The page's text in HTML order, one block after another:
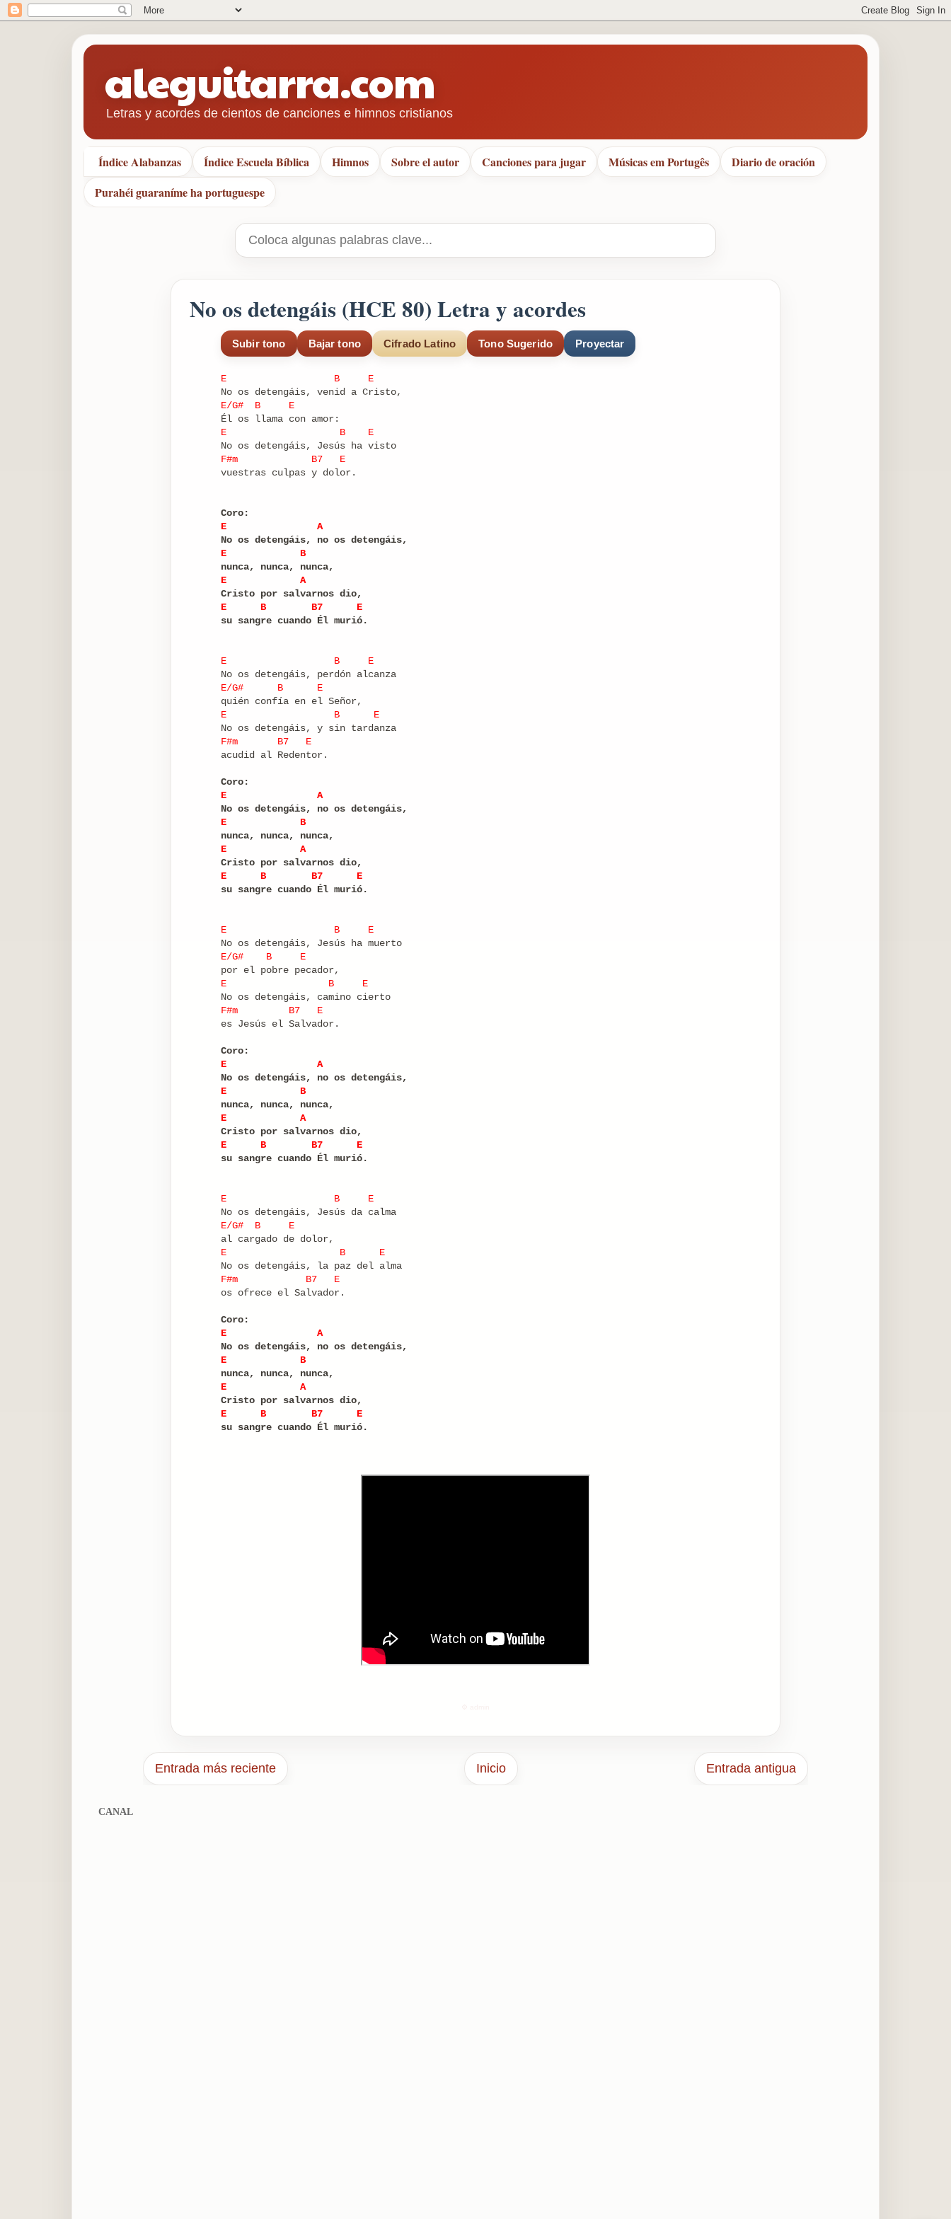
aleguitarra.com
Letras y acordes de cientos de canciones e himnos cristianos
Índice Alabanzas Índice Escuela Bíblica Himnos Sobre el autor Canciones para jugar Músicas em Portugês
Diario de oración
Purahéi guaraníme ha portuguespe
No os detengáis (HCE 80) Letra y acordes
Subir tono Bajar tono Cifrado Latino Tono Sugerido Proyectar
E B
E
No os detengáis, venid a Cristo,
E/G#
B
E
Él os llama con amor:
E
B
E
No os detengáis, Jesús ha visto
F#m
B7
E
vuestras culpas y dolor.
Coro:
E
A
No os detengáis, no os detengáis,
E
B
nunca, nunca, nunca,
E
A
Cristo por salvarnos dio,
E
B B7
E
su sangre cuando Él murió.
E B
E
No os detengáis, perdón alcanza
E/G#
B
E
quién confía en el Señor,
E
B
E
No os detengáis, y sin tardanza
F#m
B7
E
acudid al Redentor.
Coro:
E
A
No os detengáis, no os detengáis,
E
B
nunca, nunca, nunca,
E
A
Cristo por salvarnos dio,
E
B B7
E
su sangre cuando Él murió.
E B
E
No os detengáis, Jesús ha muerto
E/G#
B
E
por el pobre pecador,
E
B
E
No os detengáis, camino cierto
F#m
B7
E
es Jesús el Salvador.
Coro:
E
A
No os detengáis, no os detengáis,
E
B
nunca, nunca, nunca,
E
A
Cristo por salvarnos dio,
E
B B7
E
su sangre cuando Él murió.
E B
E
No os detengáis, Jesús da calma
E/G#
B
E
al cargado de dolor,
E
B
E
No os detengáis, la paz del alma
F#m
B7
E
os ofrece el Salvador.
Coro:
E
A
No os detengáis, no os detengáis,
E
B
nunca, nunca, nunca,
E
A
Cristo por salvarnos dio,
E
B B7
E
su sangre cuando Él murió.
Entrada más reciente Entrada antigua
Inicio
CANAL